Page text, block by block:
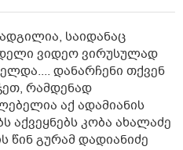
საიდანაც
ვიდეო ვირუსულად
დანარჩენი თქვენ
რამდენად
აქ ადამიანის
აქვეყნებს კობა ახალაძე
წინ გურამ დადიანიძე